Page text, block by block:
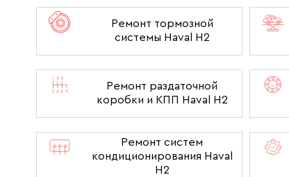
Ремонт тормозной
системы Haval H2
Ремонт раздаточной
коробки и КПП Haval H2
Ремонт систем
кондиционирования Haval
H2